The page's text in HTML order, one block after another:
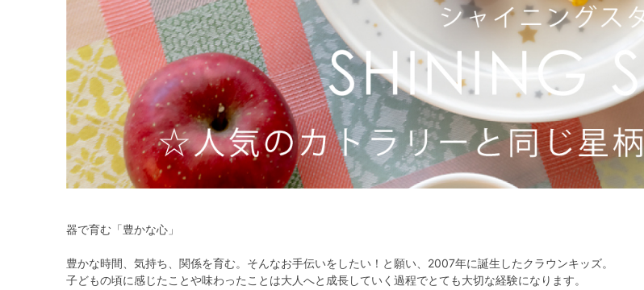
器で育む「豊かな心」
豊かな時間、気持ち、関係を育む。そんなお手伝いをしたい！と願い、2007年に誕生したクラウンキッズ。
子どもの頃に感じたことや味わったことは大人へと成長していく過程でとても大切な経験になります。